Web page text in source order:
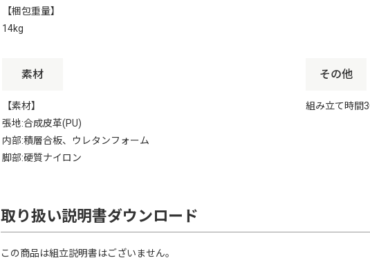
【梱包重量】
14kg
素材
【素材】
張地:合成皮革(PU)
内部:積層合板、ウレタンフォーム
脚部:硬質ナイロン
その他
組み立て時間
取り扱い説明書ダウンロード
この商品は組立説明書はございません。